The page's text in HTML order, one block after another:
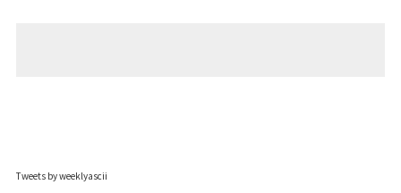
Tweets by weeklyascii